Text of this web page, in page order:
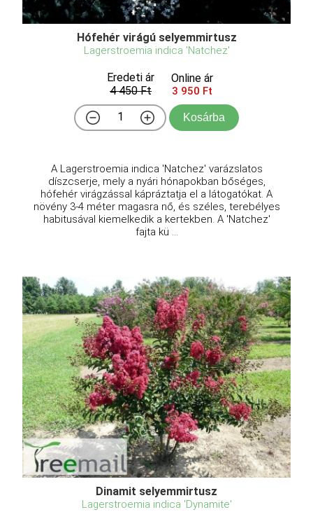
Hófehér virágú selyemmirtusz
Lagerstroemia indica 'Natchez'
Eredeti ár
4 450 Ft
Online ár
3 950 Ft
Kosárba
A Lagerstroemia indica 'Natchez' varázslatos
díszcserje, mely a nyári hónapokban bőséges,
hófehér virágzással kápráztatja el a látogatókat. A
növény 3-4 méter magasra nő, és széles, terebélyes
habitusával kiemelkedik a kertekben. A 'Natchez'
fajta kü ...
Dinamit selyemmirtusz
Lagerstroemia indica 'Dynamite'